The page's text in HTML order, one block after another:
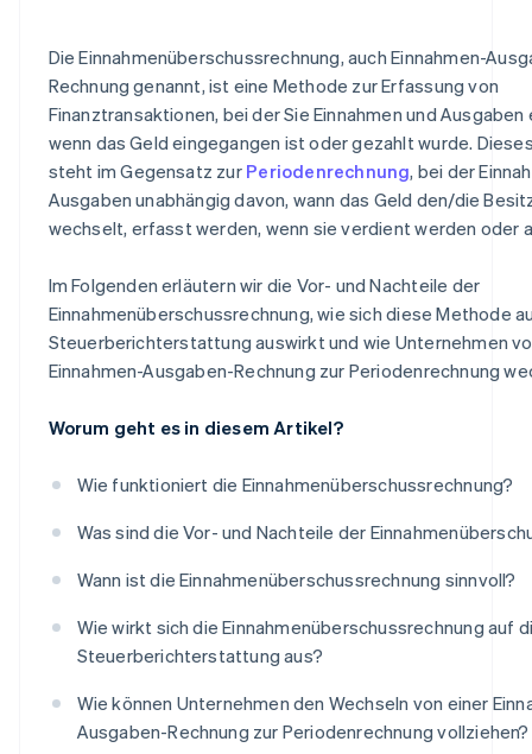
Die Einnahmenüberschussrechnung, auch Einnahmen-
Rechnung genannt, ist eine Methode zur Erfassung von
Finanztransaktionen, bei der Sie Einnahmen und
wenn das Geld eingegangen ist oder gezahlt wurde.
steht im Gegensatz zur Periodenrechnung, bei der
Ausgaben unabhängig davon, wann das Geld den/die
wechselt, erfasst werden, wenn sie verdient werden oder
Im Folgenden erläutern wir die Vor- und Nachteile der
Einnahmenüberschussrechnung, wie sich diese Methode
Steuerberichterstattung auswirkt und wie Unternehmen
Einnahmen-Ausgaben-Rechnung zur Periodenrechnung
Worum geht es in diesem Artikel?
Wie funktioniert die Einnahmenüberschussrechnung?
Was sind die Vor- und Nachteile der
Wann ist die Einnahmenüberschussrechnung sinnvoll?
Wie wirkt sich die Einnahmenüberschussrechnung auf
Steuerberichterstattung aus?
Wie können Unternehmen den Wechseln von einer
Ausgaben-Rechnung zur Periodenrechnung vollziehen?